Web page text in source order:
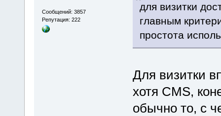
Сообщений: 3857
Репутация: 222
для визитки
главным
простота
Для визитки
хотя CMS,
обычно то, с